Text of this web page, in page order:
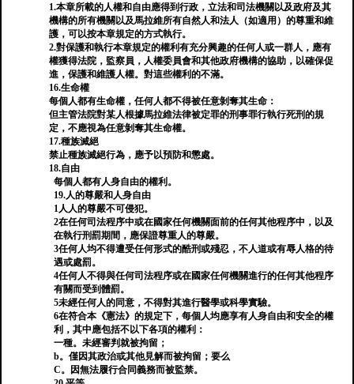
1.本章所載的人權和自由應得到行政，立法和司法機關以及政府及其
機構的所有機關以及馬拉維所有自然人和法人（如適用）的尊重和維
護，可以按本章規定的方式執行。
2.對保護和執行本章規定的權利有充分興趣的任何人或一群人，應有
權獲得法院，監察員，人權委員會和其他政府機構的協助，以確保促
進，保護和維護人權。對這些權利的不滿。
16.生命權
每個人都有生命權，任何人都不得被任意剝奪其生命：
但主管法院對某人根據馬拉維法律被定罪的刑事罪行執行死刑的規
定，不應視為任意剝奪其生命權。
17.種族滅絕
禁止種族滅絕行為，應予以預防和懲處。
18.自由
每個人都有人身自由的權利。
19.人的尊嚴和人身自由
1人人的尊嚴不可侵犯。
2在任何司法程序中或在國家任何機關面前的任何其他程序中，以及
在執行刑罰期間，應保證尊重人的尊嚴。
3任何人均不得遭受任何形式的酷刑或殘忍，不人道或有辱人格的待
遇或處罰。
4任何人不得與任何司法程序或在國家任何機關進行的任何其他程序
有關而受到體罰。
5未經任何人的同意，不得對其進行醫學或科學實驗。
6在符合本《憲法》的規定下，每個人均應享有人身自由和安全的權
利，其中應包括不以下各項的權利：
一種。未經審判就被拘留；
b。僅因其政治或其他見解而被拘留；要么
C。因無法履行合同義務而被監禁。